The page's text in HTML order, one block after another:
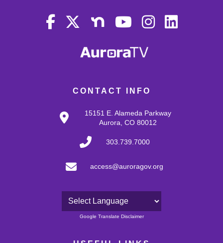
CONTACT INFO
15151 E. Alameda Parkway
Aurora, CO 80012
303.739.7000
access@auroragov.org
Powered by
Google Translate Disclaimer